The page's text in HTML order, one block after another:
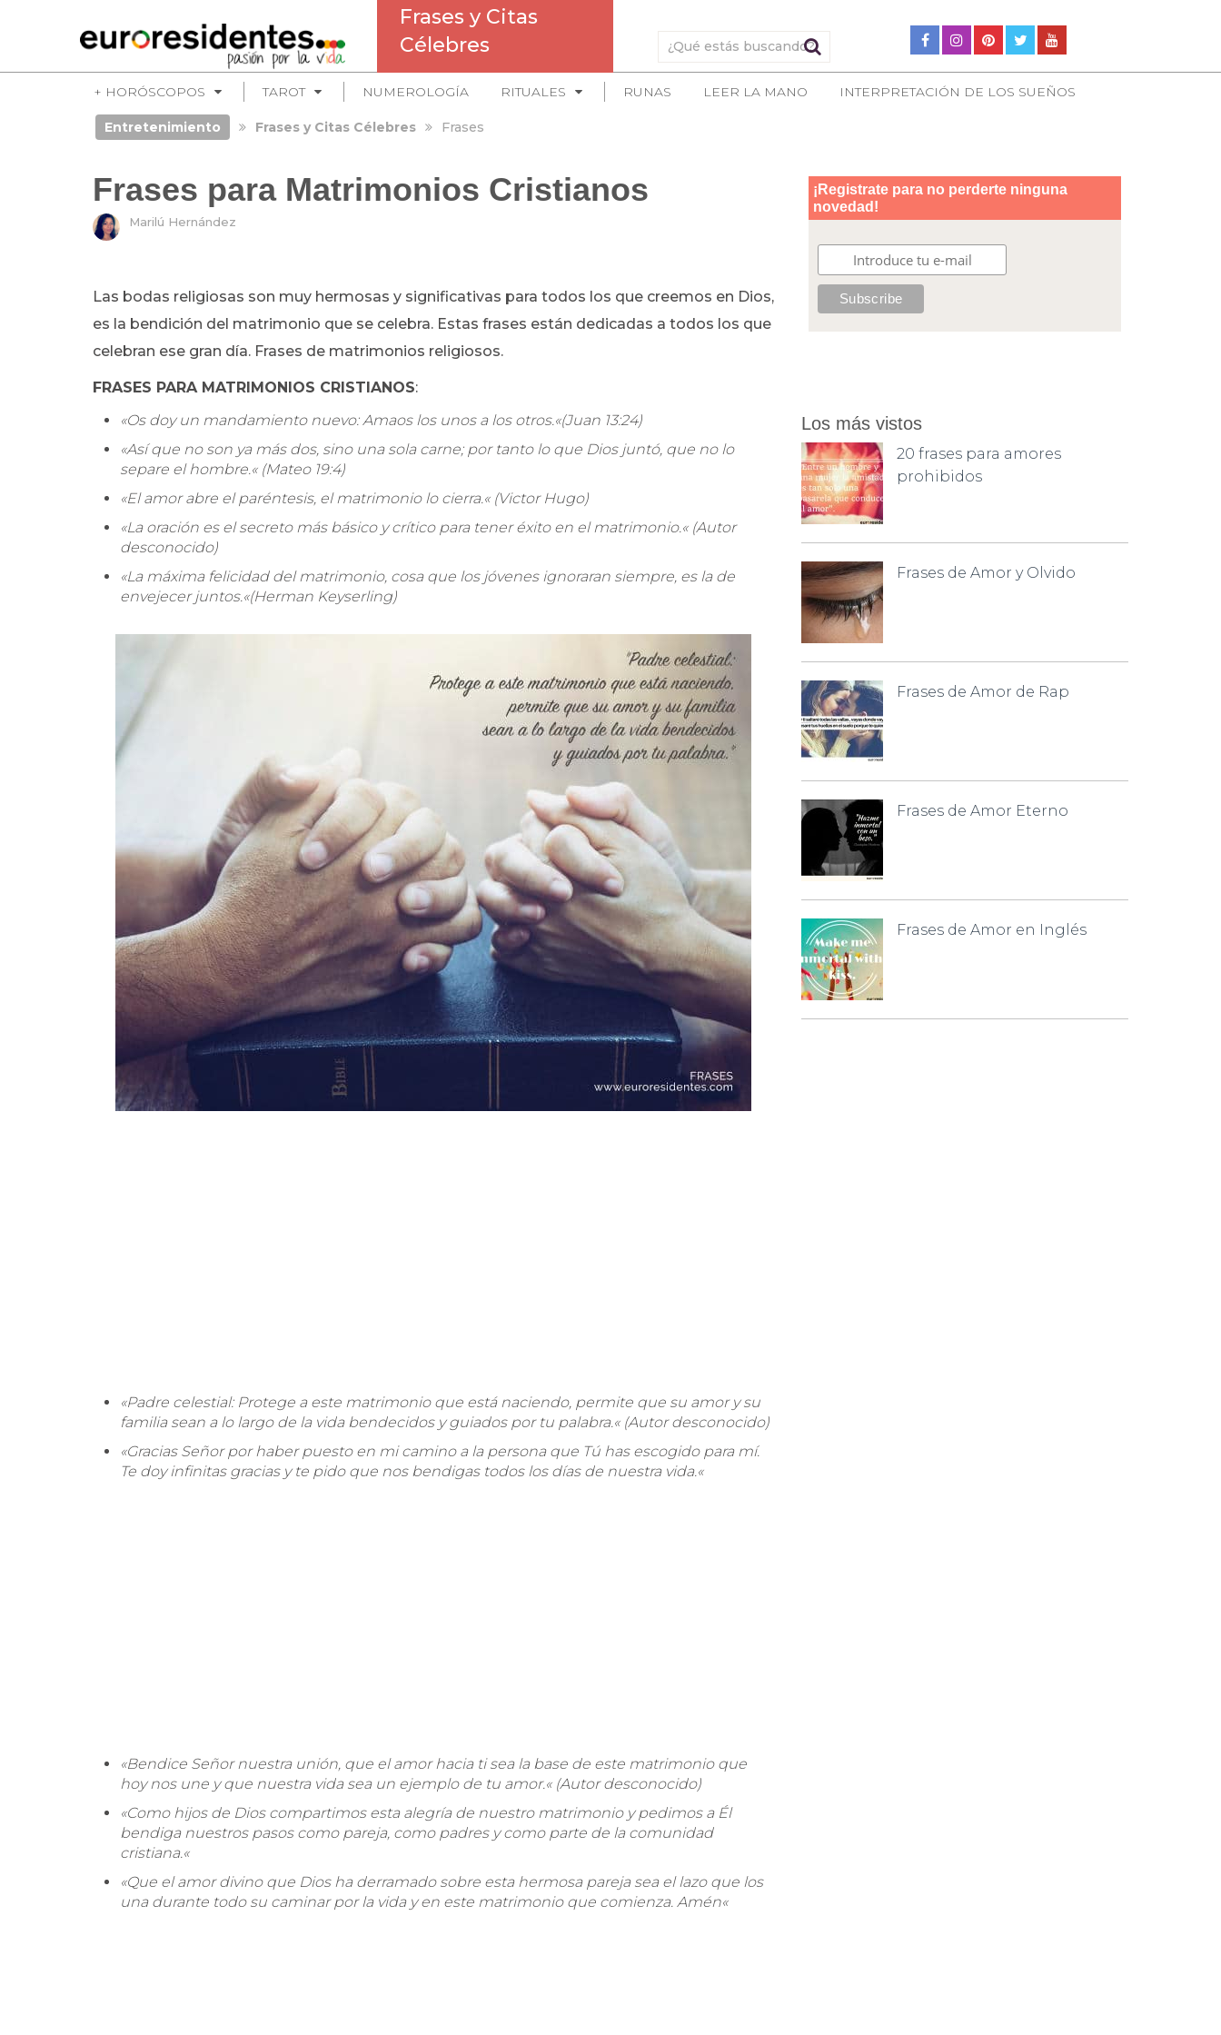
Frases y Citas
Célebres
+ HORÓSCOPOS TAROT NUMEROLOGÍA RITUALES RUNAS LEER LA MANO INTERPRETACIÓN DE LOS SUEÑOS
Entretenimiento Frases y Citas Célebres Frases
Frases para Matrimonios Cristianos
Marilú Hernández
Las bodas religiosas son muy hermosas y significativas para todos los que creemos en Dios,
es la bendición del matrimonio que se celebra. Estas frases están dedicadas a todos los que
celebran ese gran día. Frases de matrimonios religiosos.
FRASES PARA MATRIMONIOS CRISTIANOS:
«Os doy un mandamiento nuevo: Amaos los unos a los otros.«(Juan 13:24)
«Así que no son ya más dos, sino una sola carne; por tanto lo que Dios juntó, que no lo
separe el hombre.«(Mateo 19:4)
«El amor abre el paréntesis, el matrimonio lo cierra.«(Victor Hugo)
«La oración es el secreto más básico y crítico para tener éxito en el matrimonio.«(Autor
desconocido)
«La máxima felicidad del matrimonio, cosa que los jóvenes ignoraran siempre, es la de
envejecer juntos.«(Herman Keyserling)
«Padre celestial: Protege a este matrimonio que está naciendo, permite que su amor y su
familia sean a lo largo de la vida bendecidos y guiados por tu palabra.«(Autor desconocido)
«Gracias Señor por haber puesto en mi camino a la persona que Tú has escogido para mí.
Te doy infinitas gracias y te pido que nos bendigas todos los días de nuestra vida.«
«Bendice Señor nuestra unión, que el amor hacia ti sea la base de este matrimonio que
hoy nos une y que nuestra vida sea un ejemplo de tu amor.«(Autor desconocido)
«Como hijos de Dios compartimos esta alegría de nuestro matrimonio y pedimos a Él
bendiga nuestros pasos como pareja, como padres y como parte de la comunidad
cristiana.«
«Que el amor divino que Dios ha derramado sobre esta hermosa pareja sea el lazo que los
una durante todo su caminar por la vida y en este matrimonio que comienza. Amén«
Los más vistos
20 frases para amores
prohibidos
Frases de Amor y Olvido
Frases de Amor de Rap
Frases de Amor Eterno
Frases de Amor en Inglés